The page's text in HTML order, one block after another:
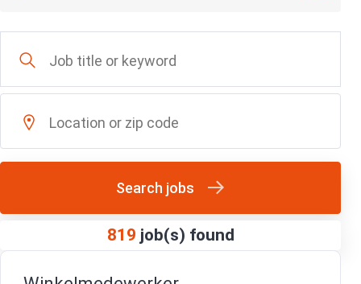
Search jobs
819 job(s) found